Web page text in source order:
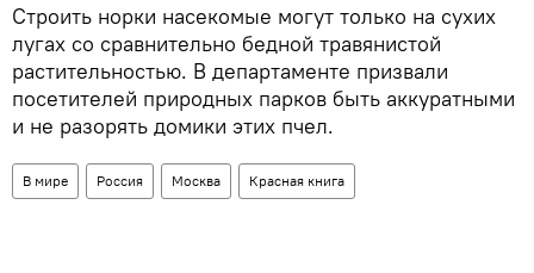
Строить норки насекомые могут только на сухих
лугах со сравнительно бедной травянистой
растительностью. В департаменте призвали
посетителей природных парков быть аккуратными
и не разорять домики этих пчел.
В мире Россия Москва Красная книга